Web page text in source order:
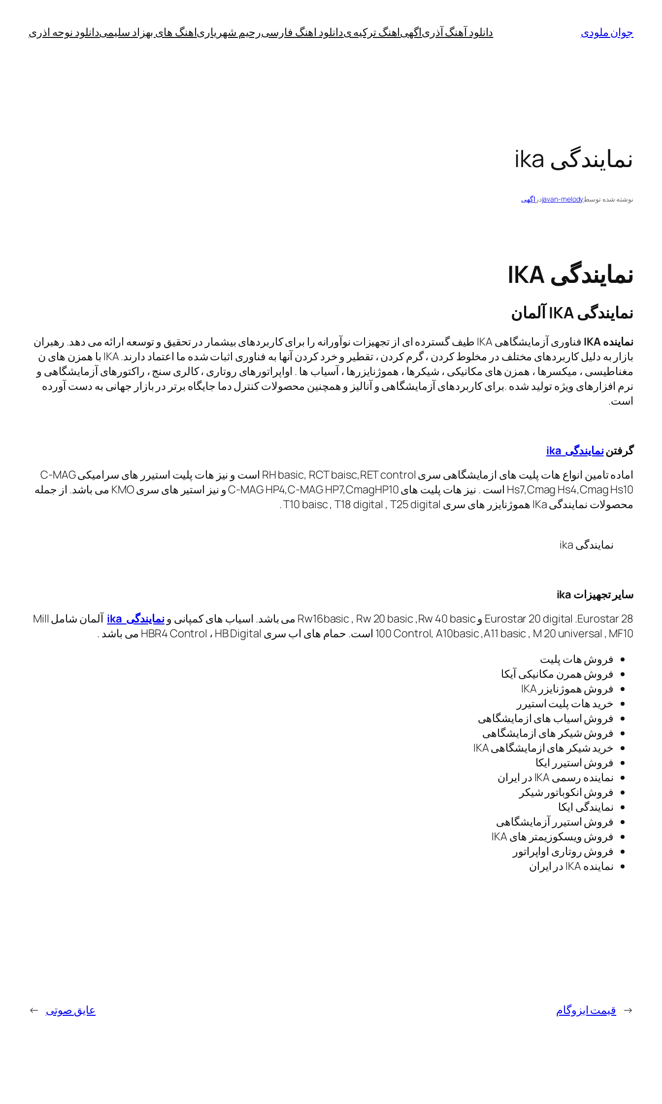
جوان ملودی دانلود آهنگ آذریاگهیاهنگ ترکیه یدانلود اهنگ فارسیرحیم شهریاریاهنگ های بهزاد سلیمیدانلود نوحه اذری
نمایندگی ika
نوشته شده توسطjavan-melodyدر اگهی
نمایندگی IKA
نمایندگیIKAآلمان
نماینده IKA
فناوری آزمایشگاهی IKA طیف گسترده ای از تجهیزات نوآورانه را برای کاربردهای بیشمار در تحقیق و توسعه ارائه می دهد. رهبران
بازار به دلیل کاربردهای مختلف در مخلوط کردن ، گرم کردن ، تقطیر و خرد کردن آنها به فناوری اثبات شده ما اعتماد دارند. IKA با همزن های ن
مغناطیسی ، میکسرها ، همزن های مکانیکی ، شیکرها ، هموژنایزرها ، آسیاب ها . اواپراتورهای روتاری ، کالری سنج ، راکتورهای آزمایشگاهی و
نرم افزارهای ویژه تولید شده .برای کاربردهای آزمایشگاهی و آنالیز و همچنین محصولات کنترل دما جایگاه برتر در بازار جهانی به دست آورده
است.
گرفتننمایندگی ika
اماده تامین انواع هات پلیت های ازمایشگاهی سری RH basic, RCT baisc,RET control است و نیز هات پلیت استیرر های سرامیکی C-MAG
Hs7,Cmag Hs4,Cmag Hs10 است . نیز هات پلیت های C-MAG HP4,C-MAG HP7,CmagHP10 و نیز استیر های سری KMO می باشد. از جمله
محصولات نمایندگی IKa هموژنایزر های سری T10 baisc , T18 digital , T25 digital .
نمایندگی ika
سایر تجهیزات ika
Eurostar 20 digital .Eurostar 28 و Rw16basic , Rw 20 basic ,Rw 40 basic می باشد. اسیاب های کمپانی و
نمایندگی ika
آلمان شامل Mill
100 Control, A10basic ,A11 basic , M 20 universal , MF10 است. حمام های اب سری HBR4 Control ، HB Digital می باشد .
فروش هات پلیت
فروش همرن مکانیکی آیکا
فروش هموژنایزر IKA
خرید هات پلیت استیرر
فروش اسیاب های ازمایشگاهی
فروش شیکر های ازمایشگاهی
خرید شیکر های ازمایشگاهی IKA
فروش استیرر ایکا
نماینده رسمی IKA در ایران
فروش انکوباتور شیکر
نمایندگی ایکا
فروش استیرر آزمایشگاهی
فروش ویسکوزیمتر های IKA
فروش روتاری اواپراتور
نماینده IKA در ایران
← قیمت ایزوگام عایق صوتی →